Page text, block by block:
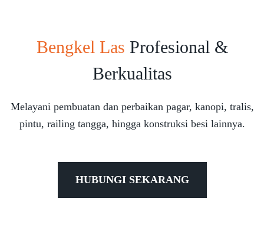
Bengkel Las Profesional &
Berkualitas
Melayani pembuatan dan perbaikan pagar, kanopi, tralis,
pintu, railing tangga, hingga konstruksi besi lainnya.
HUBUNGI SEKARANG